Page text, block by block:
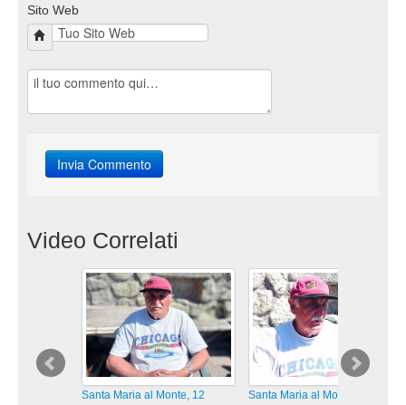
Sito Web
Video Correlati
Santa Maria al Monte, 12
Santa Maria al Monte, 12